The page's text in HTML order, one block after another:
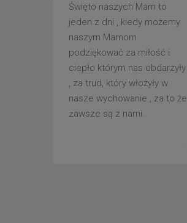
Święto naszych Mam to
jeden z dni , kiedy możemy
naszym Mamom
podziękować za miłość i
ciepło którym nas obdarzyły
, za trud, który włożyły w
nasze wychowanie , za to że
zawsze są z nami .